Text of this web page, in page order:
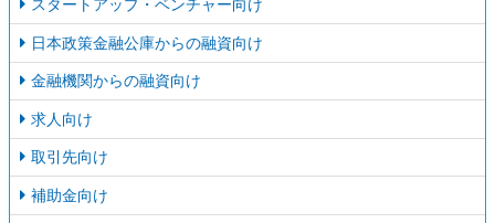
スタートアップ・ベンチャー向け
日本政策金融公庫からの融資向け
金融機関からの融資向け
求人向け
取引先向け
補助金向け